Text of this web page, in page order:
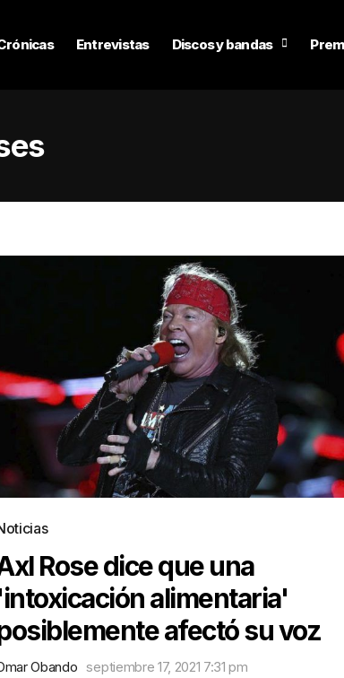
Entrevistas Discos y bandas
Rose dice que una
alimentaria'
afectó su voz
Obando septiembre 17, 2021 7:31 pm